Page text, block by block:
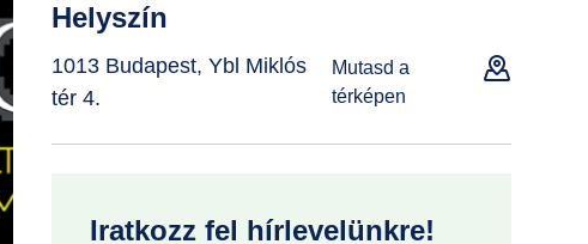
Helyszín
1013 Budapest, Ybl Miklós
tér 4.
Mutasd a
térképen
Iratkozz fel hírlevelünkre!